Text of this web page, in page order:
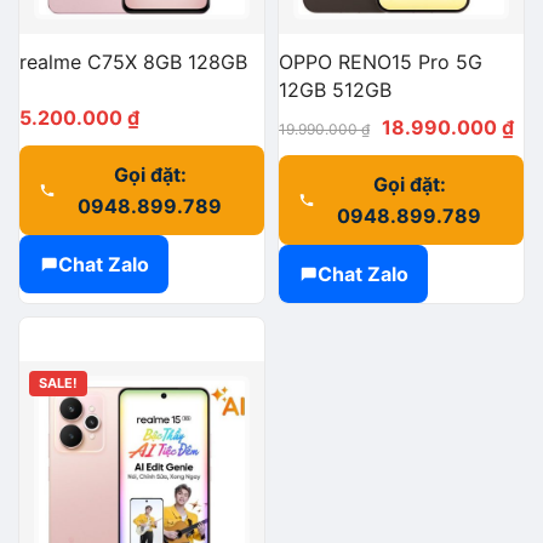
realme C75X 8GB 128GB
5.200.000 ₫
Gọi đặt:
0948.899.789
Chat Zalo
OPPO RENO15 Pro 5G
12GB 512GB
19.990.000₫
Giá
gốc
là:
19.990.000 ₫.
18.990.000 ₫Giá
Gọi đặt:
0948.899.789
Chat Zalo
SALE!